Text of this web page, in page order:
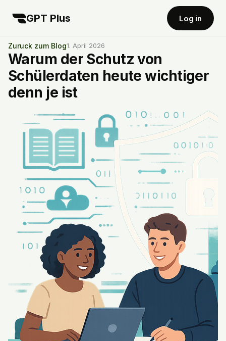
GPT Plus Log in
Zuruck zum Blog1. April 2026
Warum der Schutz von
Schülerdaten heute wichtiger
denn je ist